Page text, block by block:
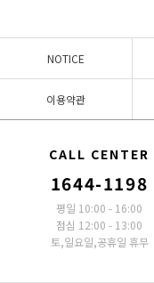
NOTICE
이용약관
CALL CENTER
1644-1198
평일 10:00 - 16:00
점심 12:00 - 13:00
토,일요일,공휴일 휴무